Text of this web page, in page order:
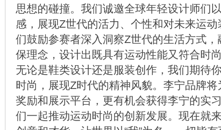
思想的碰撞。我们诚邀全球年轻设计师们
感，展现Z世代的活力、个性和对未来运
们鼓励参赛者深入洞察Z世代的生活方式
保理念，设计出既具有运动性能又符合时
无论是鞋类设计还是服装创作，我们期待
时尚，展现Z时代的精神风貌。李宁品牌
奖励和展示平台，更有机会获得李宁的实
们一起推动运动时尚的创新发展。现在就